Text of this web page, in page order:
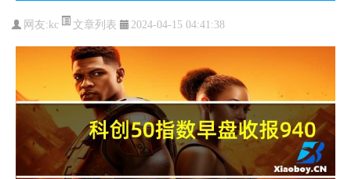
网友: kc 文章列表 2024-04-15 04:41:38